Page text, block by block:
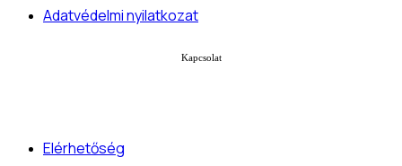
Adatvédelmi nyilatkozat
Kapcsolat
Elérhetőség